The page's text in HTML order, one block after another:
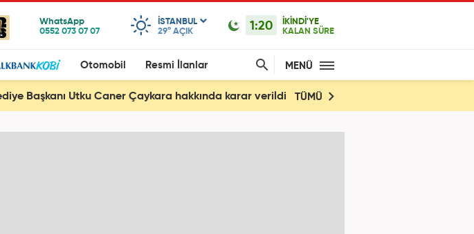
ISTANBUL
29° AÇIK 1:20
İKİNDİ'YE
KALAN SÜRE
Otomobil Resmi İlanlar MENÜ
Başkanı Utku Caner Çaykara hakkında karar verildi TÜMÜ